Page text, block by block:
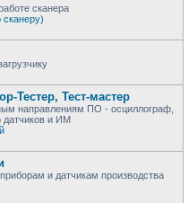
сканера
Тестер, Тест-мастер
направлениям ПО - осциллограф,
датчиков и ИМ
и датчикам производства